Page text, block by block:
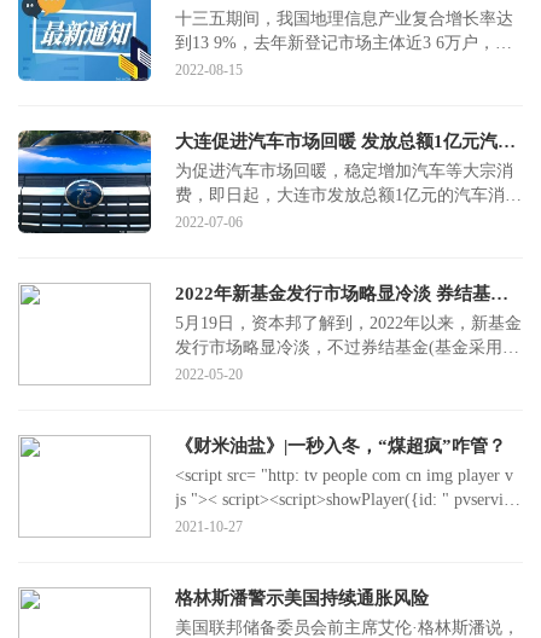
十三五期间，我国地理信息产业复合增长率达
到13 9%，去年新登记市场主体近3 6万户，从
业人员新增超过60万人。科技部原部长、中国
2022-08-15
大连促进汽车市场回暖 发放总额1亿元汽车消费券
为促进汽车市场回暖，稳定增加汽车等大宗消
费，即日起，大连市发放总额1亿元的汽车消费
券，预计实现叠加投入总额4亿元。本次汽车消
2022-07-06
2022年新基金发行市场略显冷淡 券结基金发行力度不减
5月19日，资本邦了解到，2022年以来，新基金
发行市场略显冷淡，不过券结基金(基金采用券
商结算模式)发行热度不减。Choice数据显示，
2022-05-20
《财米油盐》|一秒入冬，“煤超疯”咋管？
<script src= "http: tv people com cn img player v
js ">< script><script>showPlayer({id: " pvservice
xml 2021 10 27 8153c686-91fb-48
2021-10-27
格林斯潘警示美国持续通胀风险
美国联邦储备委员会前主席艾伦·格林斯潘说，